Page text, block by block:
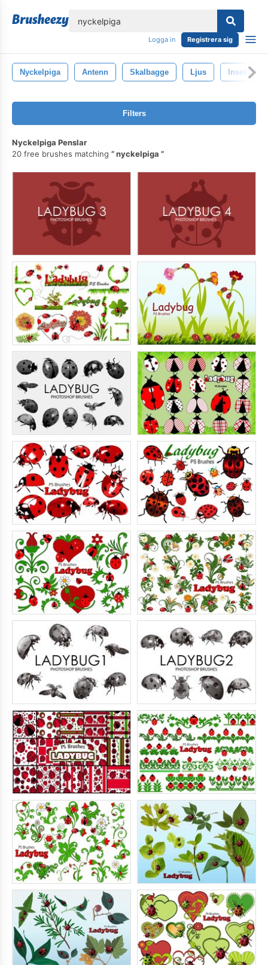
Logga in Registrera sig
Nyckelpiga Antenn Skalbagge Ljus Insekt
Filters
Nyckelpiga Penslar
20 free brushes matching
nyckelpiga